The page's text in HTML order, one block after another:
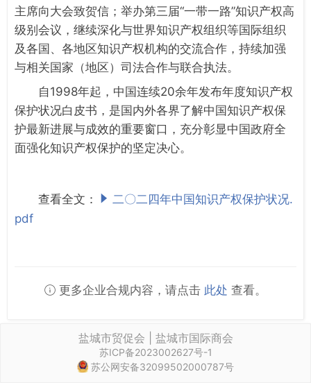
主席向大会致贺信；举办第三届“一带一路”知识产权高
级别会议，继续深化与世界知识产权组织等国际组织
及各国、各地区知识产权机构的交流合作，持续加强
与相关国家（地区）司法合作与联合执法。
自1998年起，中国连续20余年发布年度知识产权
保护状况白皮书，是国内外各界了解中国知识产权保
护最新进展与成效的重要窗口，充分彰显中国政府全
面强化知识产权保护的坚定决心。
查看全文：
二〇二四年中国知识产权保护状况.
pdf
更多企业合规内容，请点击 此处 查看。
盐城市贸促会 | 盐城市国际商会
苏ICP备2023002627号-1
苏公网安备32099502000787号